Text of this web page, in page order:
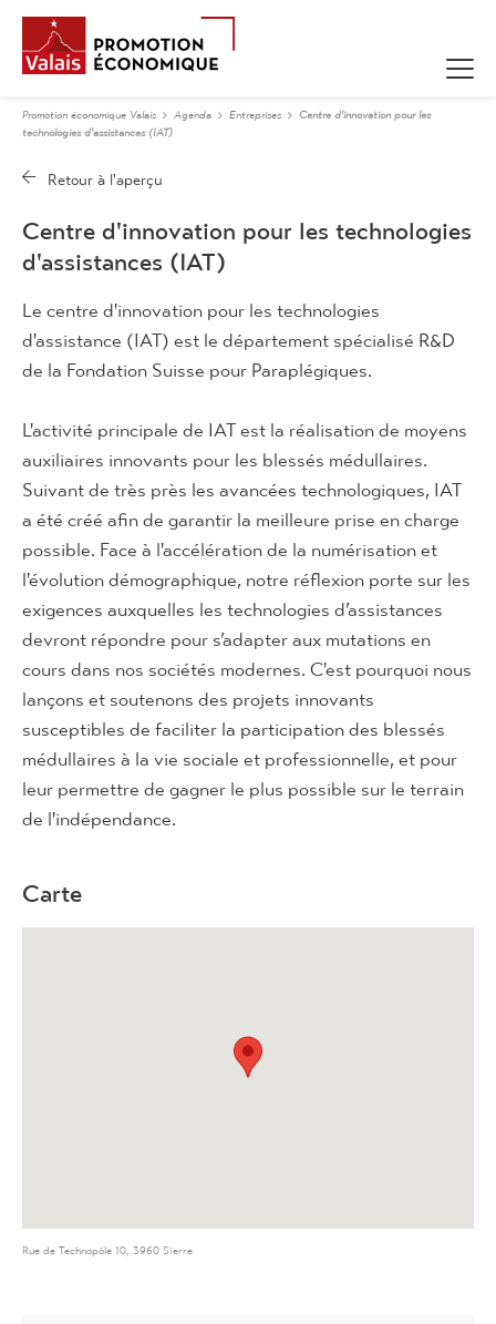
Promotion économique Valais Agenda Entreprises
Centre d'innovation pour les
technologies d'assistances (IAT)
Centre d'innovation pour les technologies
d'assistances (IAT)
Le centre d'innovation pour les technologies
d'assistance (IAT) est le département spécialisé R&D
de la Fondation Suisse pour Paraplégiques.
L'activité principale de IAT est la réalisation de moyens
auxiliaires innovants pour les blessés médullaires.
Suivant de très près les avancées technologiques, IAT
a été créé afin de garantir la meilleure prise en charge
possible. Face à l'accélération de la numérisation et
l'évolution démographique, notre réflexion porte sur les
exigences auxquelles les technologies d’assistances
devront répondre pour s’adapter aux mutations en
cours dans nos sociétés modernes. C'est pourquoi nous
lançons et soutenons des projets innovants
susceptibles de faciliter la participation des blessés
médullaires à la vie sociale et professionnelle, et pour
leur permettre de gagner le plus possible sur le terrain
de l'indépendance.
Carte
Rue de Technopôle 10, 3960 Sierre